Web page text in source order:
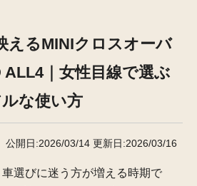
えるMINIクロスオーバ
ALL4｜女性目線で選ぶ
な使い方
公開日:2026/03/14 更新日:2026/03/16
選びに迷う方が増える時期で